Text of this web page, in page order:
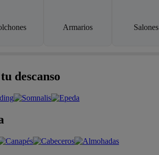
Armarios Salones
descanso